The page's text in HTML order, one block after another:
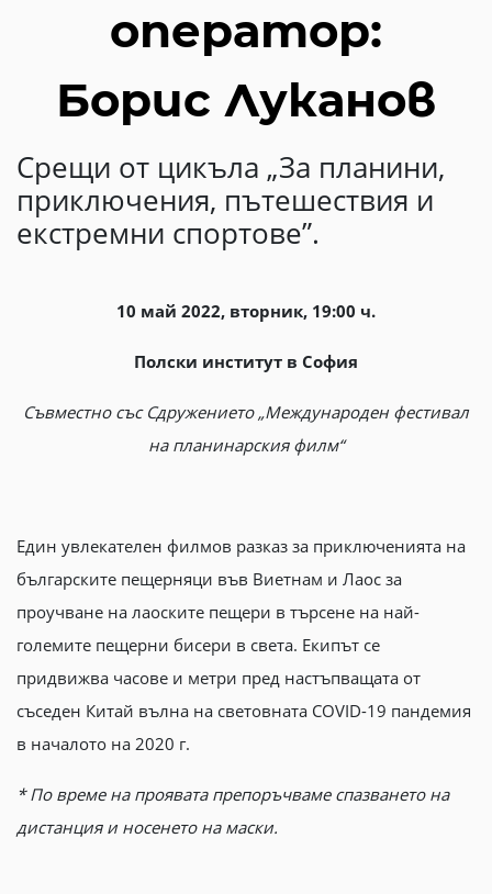
оператор:
Борис Луканов
Срещи от цикъла „За планини,
приключения, пътешествия и
екстремни спортове”.
10 май 2022, вторник, 19:00 ч.
Полски институт в София
Съвместно със Сдружението „Международен фестивал
на планинарския филм“
Един увлекателен филмов разказ за приключенията на
българските пещерняци във Виетнам и Лаос за
проучване на лаоските пещери в търсене на най-
големите пещерни бисери в света. Екипът се
придвижва часове и метри пред настъпващата от
съседен Китай вълна на световната COVID-19 пандемия
в началото на 2020 г.
* По време на проявата препоръчваме спазването на
дистанция и носенето на маски.